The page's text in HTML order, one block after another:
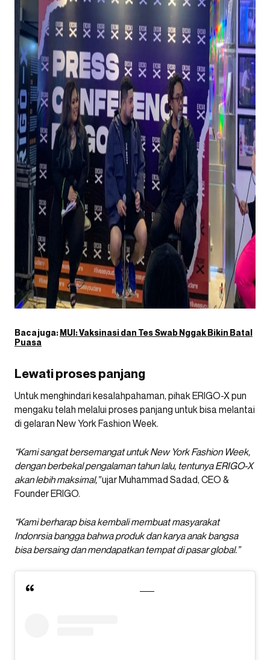
Baca juga:MUI: Vaksinasi dan Tes Swab Nggak Bikin Batal
Puasa
Lewati proses panjang
Untuk menghindari kesalahpahaman, pihak ERIGO-X pun
mengaku telah melalui proses panjang untuk bisa melantai
di gelaran New York Fashion Week.
“Kami sangat bersemangat untuk New York Fashion Week,
dengan berbekal pengalaman tahun lalu, tentunya ERIGO-X
akan lebih maksimal,”ujar Muhammad Sadad, CEO &
Founder ERIGO.
“Kami berharap bisa kembali membuat masyarakat
Indonrsia bangga bahwa produk dan karya anak bangsa
bisa bersaing dan mendapatkan tempat di pasar global.”